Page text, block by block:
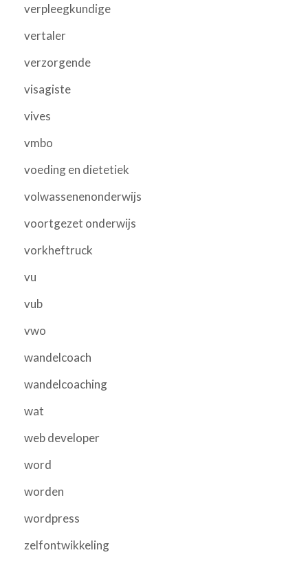
verpleegkundige
vertaler
verzorgende
visagiste
vives
vmbo
voeding en dietetiek
volwassenenonderwijs
voortgezet onderwijs
vorkheftruck
vu
vub
vwo
wandelcoach
wandelcoaching
wat
web developer
word
worden
wordpress
zelfontwikkeling